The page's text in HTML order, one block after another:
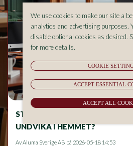
STÄDNING OCH ALLERGIER –
UNDVIKA I HEMMET?
Av Aluma Sverige AB på 2026-05-18 14:53
We use cookies to make our site a
analytics and advertising purposes.
disable optional cookies as desired.
for more details.
COOKIE
ACCEPT ESSENTIAL
ACCEPT ALL